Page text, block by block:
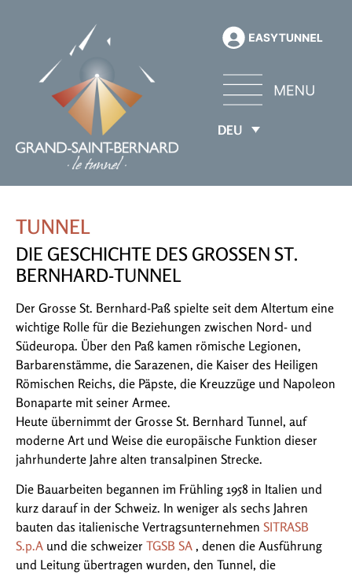
DEU
TUNNEL
DIE GESCHICHTE DES GROSSEN ST.
BERNHARD-TUNNEL
Der Grosse St. Bernhard-Paß spielte seit dem Altertum eine
wichtige Rolle für die Beziehungen zwischen Nord- und
Südeuropa. Über den Paß kamen römische Legionen,
Barbarenstämme, die Sarazenen, die Kaiser des Heiligen
Römischen Reichs, die Päpste, die Kreuzzüge und Napoleon
Bonaparte mit seiner Armee.
Heute übernimmt der Grosse St. Bernhard Tunnel, auf
moderne Art und Weise die europäische Funktion dieser
jahrhunderte Jahre alten transalpinen Strecke.
Die Bauarbeiten begannen im Frühling 1958 in Italien und
kurz darauf in der Schweiz. In weniger als sechs Jahren
bauten das italienische Vertragsunternehmen SITRASB
S.p.A und die schweizer TGSB SA , denen die Ausführung
und Leitung übertragen wurden, den Tunnel, die